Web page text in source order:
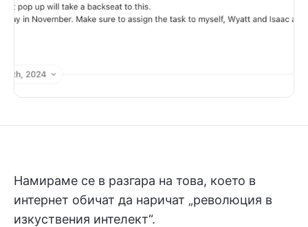
Намираме се в разгара на това, което в
интернет обичат да наричат „революция в
изкуствения интелект“.